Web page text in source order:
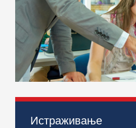
> Инжењерство
> Струковне студије
Истраживање